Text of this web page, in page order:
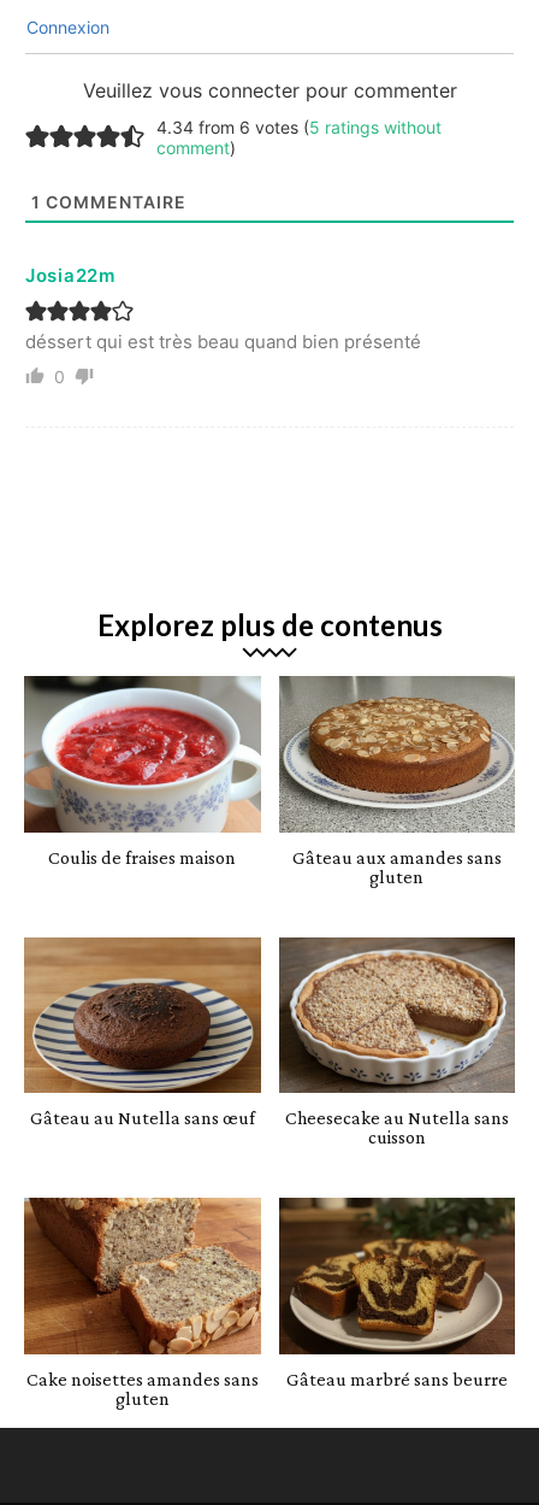
Connexion
Veuillez vous connecter pour commenter
4.34 from 6 votes (5 ratings without
comment)
1 COMMENTAIRE
Josia22m
déssert qui est très beau quand bien présenté
0
Explorez plus de contenus
Coulis de fraises maison
Gâteau aux amandes sans
gluten
Gâteau au Nutella sans œuf
Cheesecake au Nutella sans
cuisson
Cake noisettes amandes sans
gluten
Gâteau marbré sans beurre